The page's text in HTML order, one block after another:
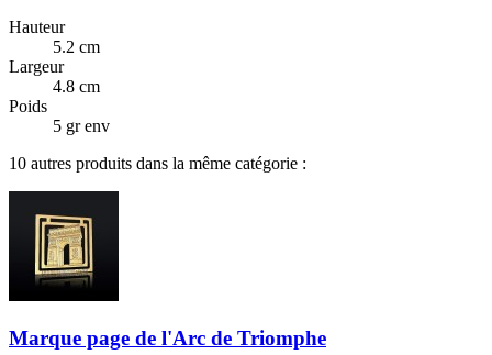
Hauteur
5.2 cm
Largeur
4.8 cm
Poids
5 gr env
10 autres produits dans la même catégorie :
Marque page de l'Arc de Triomphe